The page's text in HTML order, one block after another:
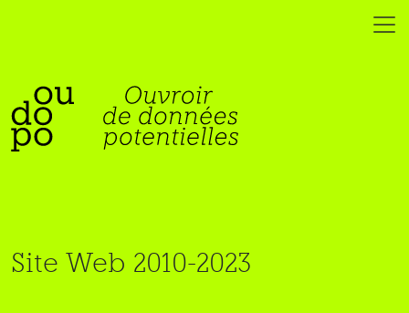
Site Web 2010-2023